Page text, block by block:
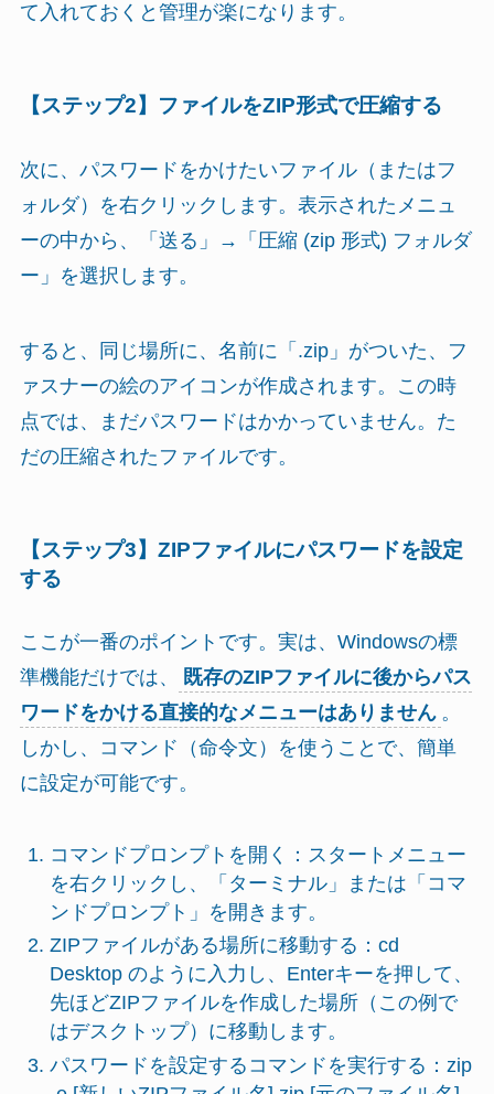
て入れておくと管理が楽になります。
【ステップ2】ファイルをZIP形式で圧縮する
次に、パスワードをかけたいファイル（またはフ
ォルダ）を右クリックします。表示されたメニュ
ーの中から、「送る」→「圧縮 (zip 形式) フォルダ
ー」を選択します。
すると、同じ場所に、名前に「.zip」がついた、フ
ァスナーの絵のアイコンが作成されます。この時
点では、まだパスワードはかかっていません。た
だの圧縮されたファイルです。
【ステップ3】ZIPファイルにパスワードを設定
する
ここが一番のポイントです。実は、Windowsの標
準機能だけでは、
既存のZIPファイルに後からパス
ワードをかける直接的なメニューはありません 。
しかし、コマンド（命令文）を使うことで、簡単
に設定が可能です。
コマンドプロンプトを開く：スタートメニュー
を右クリックし、「ターミナル」または「コマ
ンドプロンプト」を開きます。
ZIPファイルがある場所に移動する：cd
Desktop のように入力し、Enterキーを押して、
先ほどZIPファイルを作成した場所（この例で
はデスクトップ）に移動します。
パスワードを設定するコマンドを実行する：zip